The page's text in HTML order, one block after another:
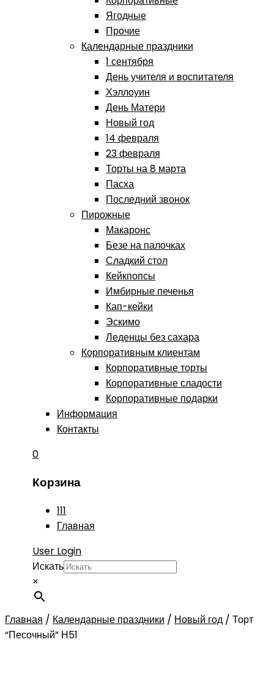
Ягодные
Прочие
Календарные праздники
1 сентября
День учителя и воспитателя
Хэллоуин
День Матери
Новый год
14 февраля
23 февраля
Торты на 8 марта
Пасха
Последний звонок
Пирожные
Макаронс
Безе на палочках
Сладкий стол
Кейкпопсы
Имбирные печенья
Кап-кейки
Эскимо
Леденцы без сахара
Корпоративным клиентам
Корпоративные торты
Корпоративные сладости
Корпоративные подарки
Информация
Контакты
0
Корзина
111
Главная
User Login
Искать
×
Главная / Календарные праздники / Новый год / Торт
“Песочный” Н51